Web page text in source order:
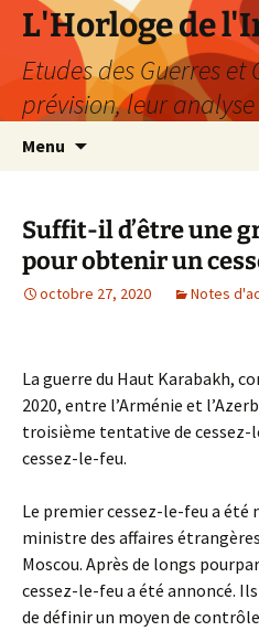
Aller
contenu
L'Horloge de
Etudes des Guerres
prévision, leur
Menu
Suffit-il d’être une
pour obtenir un
octobre 27, 2020 Notes
La guerre du Haut Karabakh,
2020, entre l’Arménie et
troisième tentative de cessez-
cessez-le-feu.
Le premier cessez-le-feu a été
ministre des affaires
Moscou. Après de longs
cessez-le-feu a été annoncé.
de définir un moyen de